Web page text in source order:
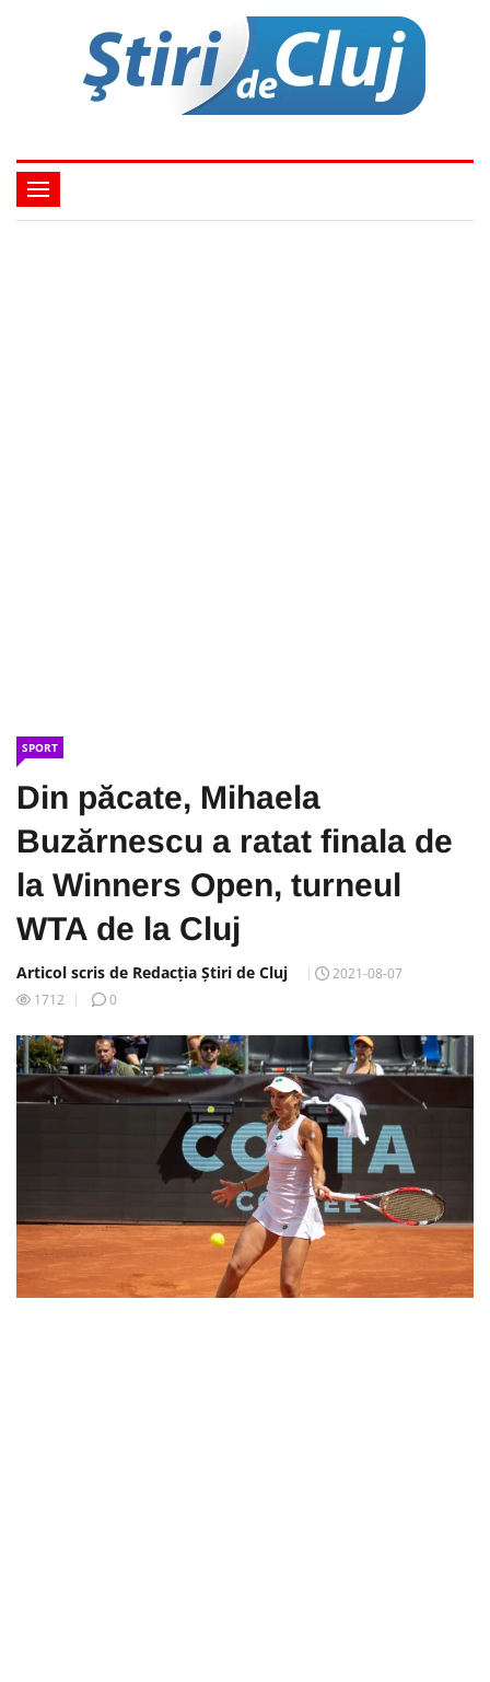
SPORT
Din păcate, Mihaela
Buzărnescu a ratat finala de
la Winners Open, turneul
WTA de la Cluj
Articol scris de Redacția Știri de Cluj
2021-08-07
1712
0